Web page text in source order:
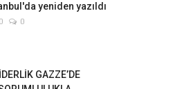
yeniden yazıldı
0
GAZZE’DE